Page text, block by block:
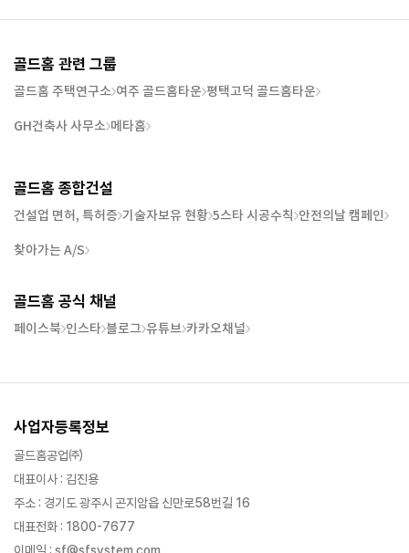
골드홈 관련 그룹
골드홈 주택연구소 여주 골드홈타운 평택고덕 골드홈타운
GH건축사 사무소 메타홈
골드홈 종합건설
건설업 면허, 특허증 기술자보유 현황 5스타 시공수칙 안전의날 캠페인
찾아가는 A/S
골드홈 공식 채널
페이스북 인스타 블로그 유튜브 카카오채널
사업자등록정보
골드홈공업㈜
대표이사 : 김진용
주소 : 경기도 광주시 곤지암읍 신만로58번길 16
대표전화 : 1800-7677
이메일 : sf@sfsystem.com